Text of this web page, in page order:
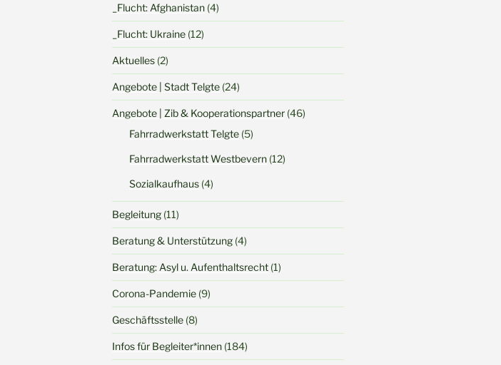
_Flucht: Afghanistan(4)
_Flucht: Ukraine(12)
Aktuelles(2)
Angebote | Stadt Telgte(24)
Angebote | Zib & Kooperationspartner(46)
Fahrradwerkstatt Telgte(5)
Fahrradwerkstatt Westbevern(12)
Sozialkaufhaus(4)
Begleitung(11)
Beratung & Unterstützung(4)
Beratung: Asyl u. Aufenthaltsrecht(1)
Corona-Pandemie(9)
Geschäftsstelle(8)
Infos für Begleiter*innen(184)